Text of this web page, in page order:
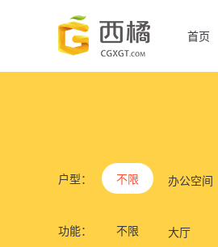
首页
户型： 不限 办公空间
功能： 不限 大厅